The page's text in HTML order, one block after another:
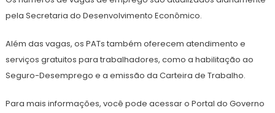
pela Secretaria do Desenvolvimento Econômico.
Além das vagas, os PATs também oferecem atendimento e
serviços gratuitos para trabalhadores, como a habilitação ao
Seguro-Desemprego e a emissão da Carteira de Trabalho.
Para mais informações, você pode acessar o Portal do Governo